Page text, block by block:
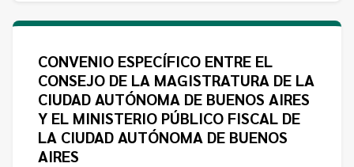
CONVENIO ESPECÍFICO ENTRE EL
CONSEJO DE LA MAGISTRATURA DE LA
CIUDAD AUTÓNOMA DE BUENOS AIRES
Y EL MINISTERIO PÚBLICO FISCAL DE
LA CIUDAD AUTÓNOMA DE BUENOS
AIRES